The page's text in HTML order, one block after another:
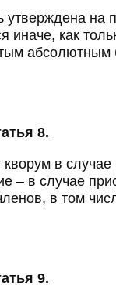
на
иначе, как
абсолютным
8.
в случае
– в случае
в том
9.